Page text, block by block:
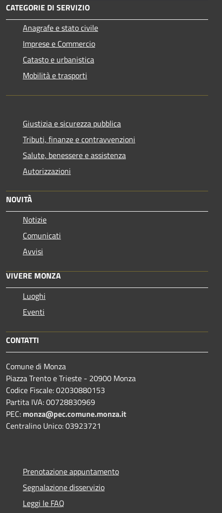
CATEGORIE DI SERVIZIO
Anagrafe e stato civile
Imprese e Commercio
Catasto e urbanistica
Mobilità e trasporti
Giustizia e sicurezza pubblica
Tributi, finanze e contravvenzioni
Salute, benessere e assistenza
Autorizzazioni
NOVITÀ
Notizie
Comunicati
Avvisi
VIVERE MONZA
Luoghi
Eventi
CONTATTI
Comune di Monza
Piazza Trento e Trieste - 20900 Monza
Codice Fiscale: 02030880153
Partita IVA: 00728830969
PEC: monza@pec.comune.monza.it
Centralino Unico: 03923721
Prenotazione appuntamento
Segnalazione disservizio
Leggi le FAQ